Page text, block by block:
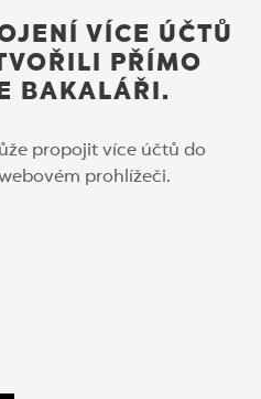
VÍCE ÚČTŮ
PŘÍMO
BAKALÁŘI.
propojit více účtů do
prohlížeči.